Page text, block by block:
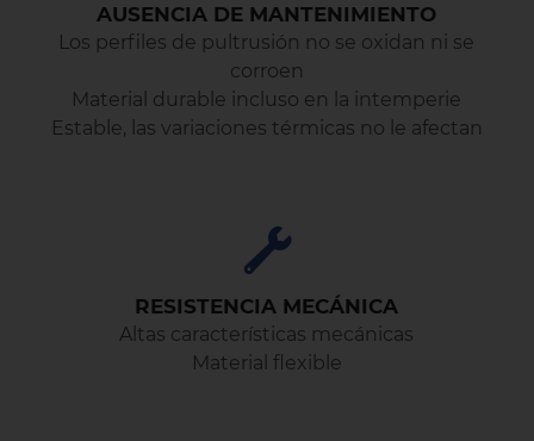
AUSENCIA DE MANTENIMIENTO
Los perfiles de pultrusión no se oxidan ni se
corroen
Material durable incluso en la intemperie
Estable, las variaciones térmicas no le afectan
RESISTENCIA MECÁNICA
Altas características mecánicas
Material flexible